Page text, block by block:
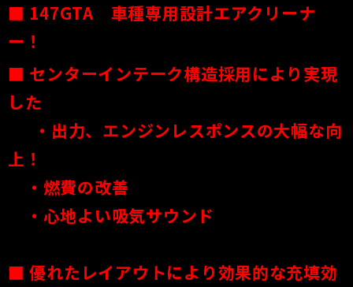
■ 147GTA 車種専用設計エアクリーナ
ー！
■ センターインテーク構造採用により実現
した
・出力、エンジンレスポンスの大幅な向
上！
・燃費の改善
・心地よい吸気サウンド
■ 優れたレイアウトにより効果的な充填効